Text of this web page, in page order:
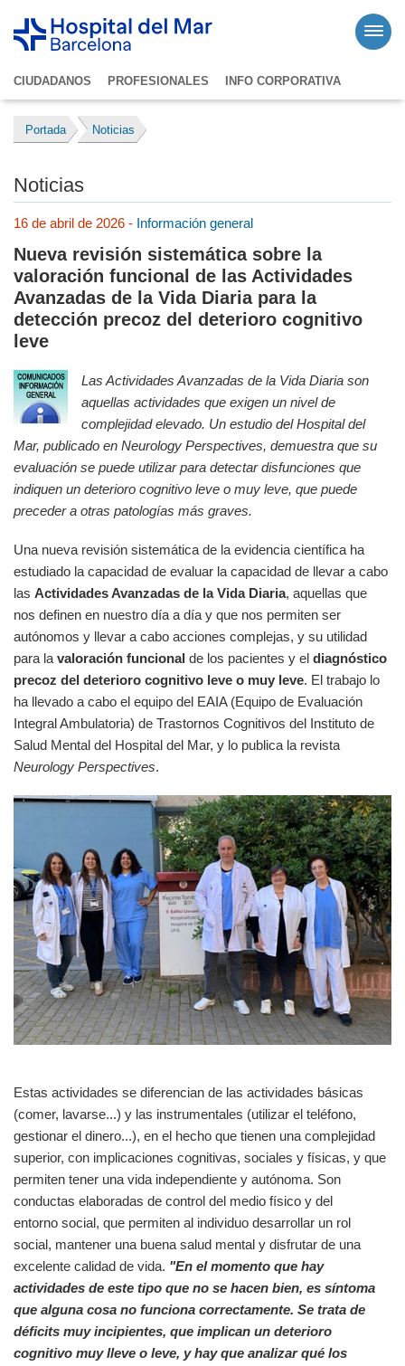
CIUDADANOS PROFESIONALES INFO CORPORATIVA
Portada Noticias
Noticias
16 de abril de 2026 - Información general
Nueva revisión sistemática sobre la
valoración funcional de las Actividades
Avanzadas de la Vida Diaria para la
detección precoz del deterioro cognitivo
leve
Las Actividades Avanzadas de la Vida Diaria son
aquellas actividades que exigen un nivel de
complejidad elevado. Un estudio del Hospital del
Mar, publicado en Neurology Perspectives, demuestra que su
evaluación se puede utilizar para detectar disfunciones que
indiquen un deterioro cognitivo leve o muy leve, que puede
preceder a otras patologías más graves.
Una nueva revisión sistemática de la evidencia científica ha
estudiado la capacidad de evaluar la capacidad de llevar a cabo
las Actividades Avanzadas de la Vida Diaria, aquellas que
nos definen en nuestro día a día y que nos permiten ser
autónomos y llevar a cabo acciones complejas, y su utilidad
para la valoración funcional de los pacientes y el diagnóstico
precoz del deterioro cognitivo leve o muy leve. El trabajo lo
ha llevado a cabo el equipo del EAIA (Equipo de Evaluación
Integral Ambulatoria) de Trastornos Cognitivos del Instituto de
Salud Mental del Hospital del Mar, y lo publica la revista
Neurology Perspectives.
Estas actividades se diferencian de las actividades básicas
(comer, lavarse...) y las instrumentales (utilizar el teléfono,
gestionar el dinero...), en el hecho que tienen una complejidad
superior, con implicaciones cognitivas, sociales y físicas, y que
permiten tener una vida independiente y autónoma. Son
conductas elaboradas de control del medio físico y del
entorno social, que permiten al individuo desarrollar un rol
social, mantener una buena salud mental y disfrutar de una
excelente calidad de vida. "En el momento que hay
actividades de este tipo que no se hacen bien, es síntoma
que alguna cosa no funciona correctamente. Se trata de
déficits muy incipientes, que implican un deterioro
cognitivo muy lleve o leve, y hay que analizar qué los